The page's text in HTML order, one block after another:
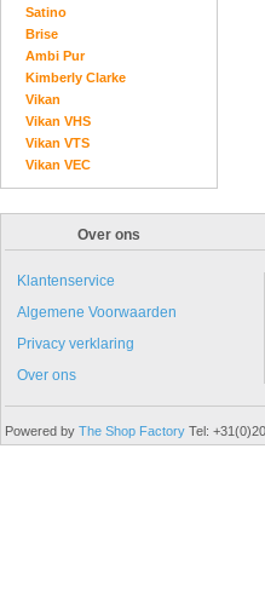
Satino
Brise
Ambi Pur
Kimberly Clarke
Vikan
Vikan VHS
Vikan VTS
Vikan VEC
Over ons
Klantenservice
Algemene Voorwaarden
Privacy verklaring
Over ons
Powered by The Shop Factory Tel: